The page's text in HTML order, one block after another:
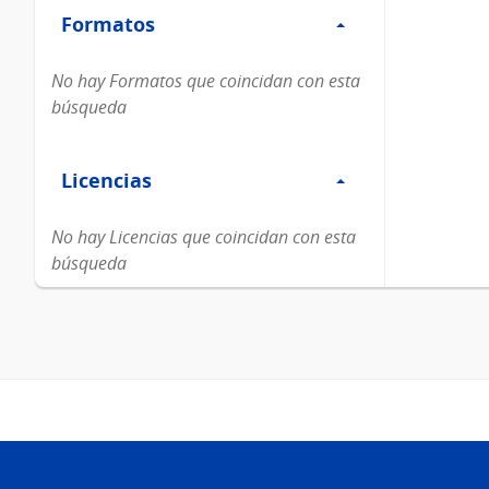
Formatos
Formatos
No hay Formatos que coincidan con esta
búsqueda
Licencias
Licencias
No hay Licencias que coincidan con esta
búsqueda